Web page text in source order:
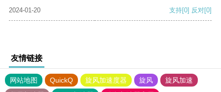
2024-01-20 支持[0] 反对[0]
友情链接
网站地图 QuickQ 旋风加速度器 旋风
旋风加速